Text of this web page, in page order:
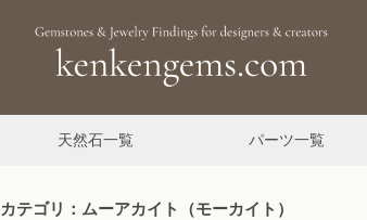
天然石一覧 パーツ一覧
カテゴリ：ムーアカイト（モーカイト）